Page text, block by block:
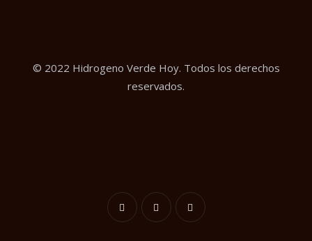
© 2022 Hidrogeno Verde Hoy. Todos los derechos
reservados.